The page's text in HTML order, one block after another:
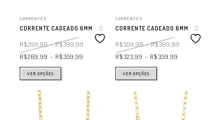
CORRENTES
CORRENTE CADEADO 6MM
R$299,99–R$399,99
R$269,99 – R$359,99
VER OPÇÕES
CORRENTES
CORRENTE CADEADO 6MM
R$359,99–R$399,99
R$323,99 – R$359,99
VER OPÇÕES